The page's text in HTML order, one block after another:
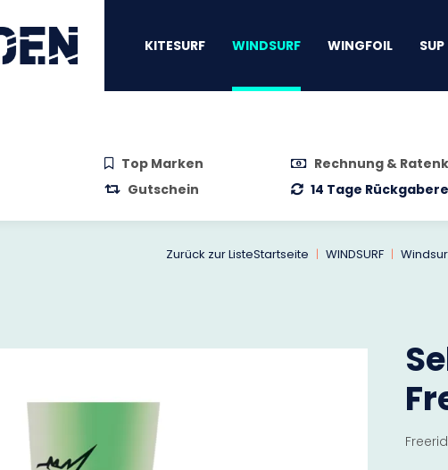
KITESURF WINDSURF WINGFOIL SUP
Top Marken
Rechnung &
Gutschein
14 Tage
Zurück zur ListeStartseite WINDSURF